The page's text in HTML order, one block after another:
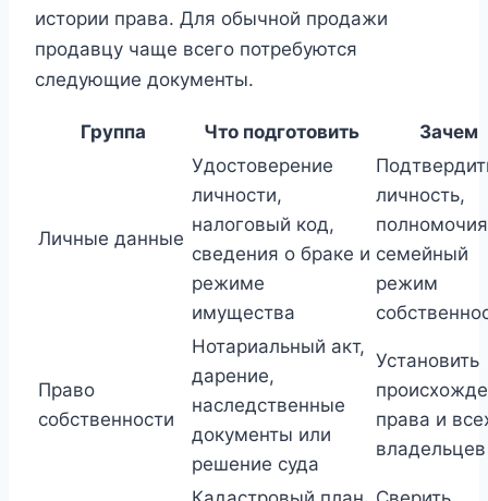
истории права. Для обычной продажи
продавцу чаще всего потребуются
следующие документы.
Группа Что подготовить Зачем
Личные данные
Удостоверение
личности,
налоговый код,
сведения о браке и
режиме
имущества
личность,
семейный
режим
Право
собственности
Нотариальный акт,
дарение,
наследственные
документы или
решение суда
Установить
права и
владельцев